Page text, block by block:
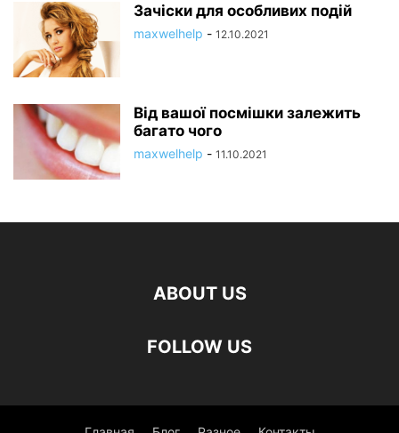
Зачіски для особливих подій
maxwelhelp - 12.10.2021
Від вашої посмішки залежить
багато чого
maxwelhelp - 11.10.2021
ABOUT US
FOLLOW US